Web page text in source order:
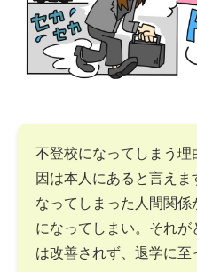
不登校になってしまう
因は本人にあると言えま
なってしまった人間関
になってしまい。それ
は改善されず、退学に至